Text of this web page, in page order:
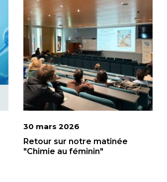
30 mars 2026
Retour sur notre matinée
"Chimie au féminin"